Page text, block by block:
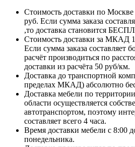
Стоимость доставки по
руб. Если сумма заказа
,то доставка становится
Стоимость доставки за МКАД
Если сумма заказа составляет
расчёт производиться по
доставки из расчёта 50 руб/км.
Доставка до транспортной
пределах МКАД) абсолютно
Доставка мебели по
области осуществляется
автотранспортом, поэтому
составляет всего 4 часа.
Время доставки мебели с 8:00
понедельника.